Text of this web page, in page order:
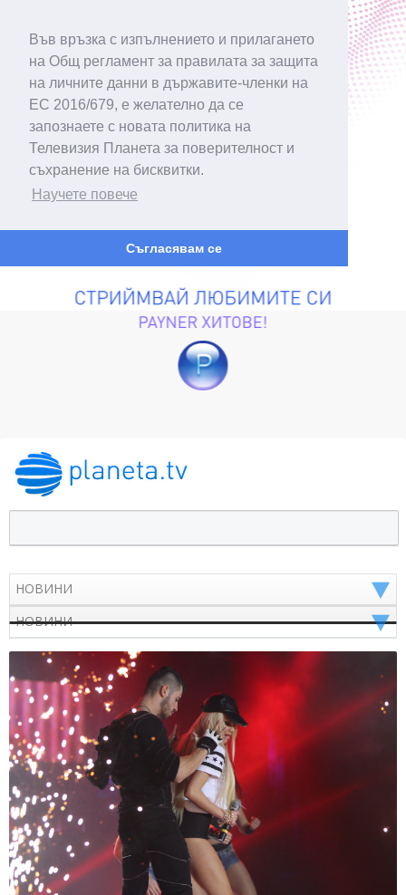
Във връзка с изпълнението и прилагането
на Общ регламент за правилата за защита
на личните данни в държавите-членки на
ЕС 2016/679, е желателно да се
запознаете с новата политика на
Телевизия Планета за поверителност и
съхранение на бисквитки.
Научете повече
Съгласявам се